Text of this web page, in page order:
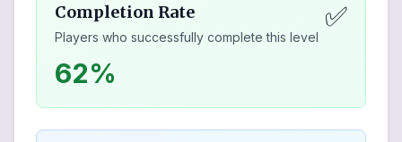
Completion Rate
Players who successfully complete this level
✅
62%